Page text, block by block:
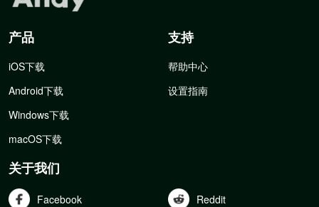
产品
iOS下载
Android下载
Windows下载
macOS下载
支持
帮助中心
设置指南
关于我们
Facebook Reddit